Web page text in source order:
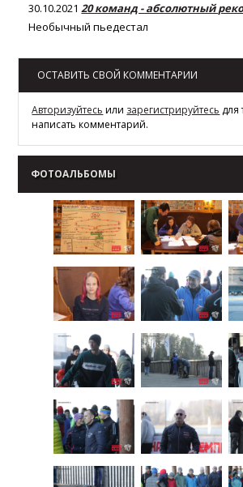
30.10.2021 20 команд - абсолютный
Необычный пьедестал
ОСТАВИТЬ СВОЙ КОММЕНТАРИИ
Авторизуйтесь или зарегистрируйтесь для
написать комментарий.
ФОТОАЛЬБОМЫ